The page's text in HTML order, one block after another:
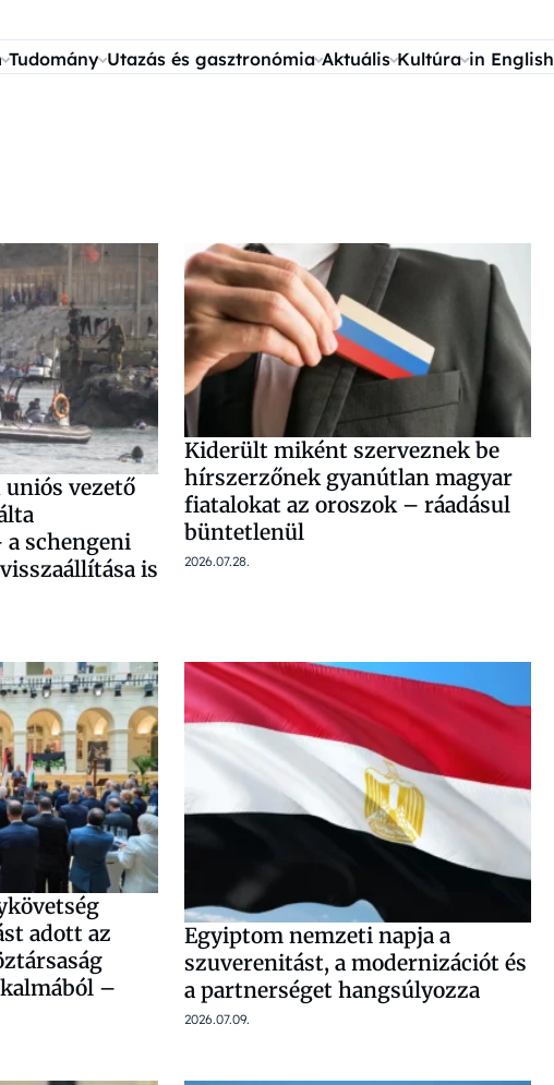
Tudomány Utazás és gasztronómia Aktuális Kultúra in English
uniós vezető
a schengeni
is
Kiderült miként szerveznek be
hírszerzőnek gyanútlan magyar
fiatalokat az oroszok – ráadásul
büntetlenül
2026.07.28.
adott az
–
Egyiptom nemzeti napja a
szuverenitást, a modernizációt és
a partnerséget hangsúlyozza
2026.07.09.